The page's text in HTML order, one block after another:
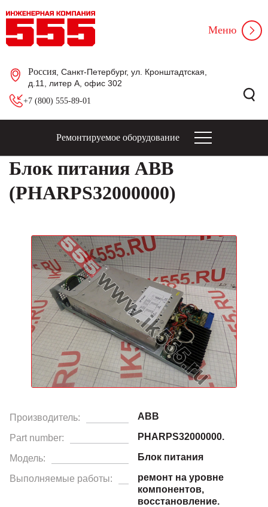
Россия , Санкт-Петербург, ул. Кронштадтская,
д.11, литер А, офис 302
+7 (800) 555-89-01
Меню
Ремонтируемое оборудование
Блок питания ABB
(PHARPS32000000)
Производитель: ABB
Part number: PHARPS32000000.
Модель: Блок питания
Выполняемые работы:
ремонт на уровне
компонентов,
восстановление.